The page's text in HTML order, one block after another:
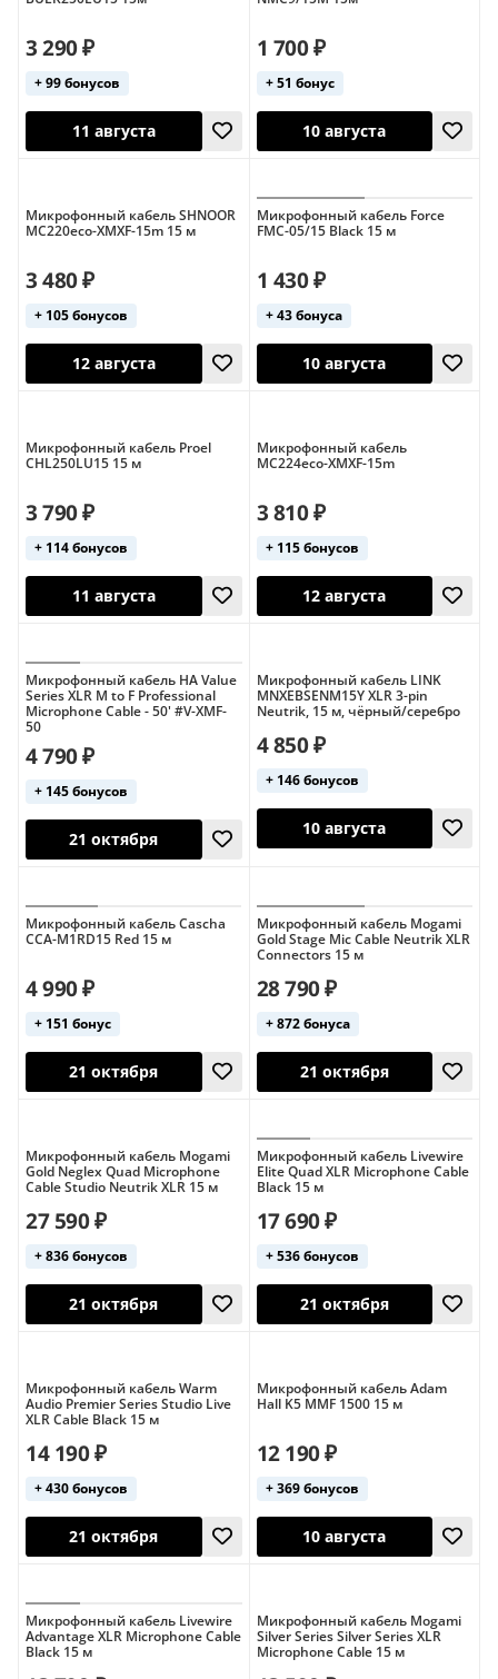
3 290 ₽
+ 99 бонусов
1 700 ₽
+ 51 бонус
Микрофонный кабель SHNOOR
MC220eco-XMXF-15m 15 м
3 480 ₽
+ 105 бонусов
12 августа
Микрофонный кабель Force
FMC-05/15 Black 15 м
1 430 ₽
+ 43 бонуса
10 августа
Микрофонный кабель Proel
CHL250LU15 15 м
3 790 ₽
+ 114 бонусов
11 августа
Микрофонный кабель
MC224eco-XMXF-15m
3 810 ₽
+ 115 бонусов
12 августа
Микрофонный кабель HA Value
Series XLR M to F Professional
Microphone Cable - 50' #V-XMF-
50
4 790 ₽
+ 145 бонусов
21 октября
Микрофонный кабель LINK
MNXEBSENM15Y XLR 3-pin
Neutrik, 15 м, чёрный/серебро
4 850 ₽
+ 146 бонусов
Микрофонный кабель Cascha
CCA-M1RD15 Red 15 м
4 990 ₽
+ 151 бонус
21 октября
Микрофонный кабель Mogami
Gold Stage Mic Cable Neutrik XLR
Connectors 15 м
28 790 ₽
+ 872 бонуса
Микрофонный кабель Mogami
Gold Neglex Quad Microphone
Cable Studio Neutrik XLR 15 м
27 590 ₽
+ 836 бонусов
Микрофонный кабель Livewire
Elite Quad XLR Microphone Cable
Black 15 м
17 690 ₽
+ 536 бонусов
Микрофонный кабель Warm
Audio Premier Series Studio Live
XLR Cable Black 15 м
14 190 ₽
+ 430 бонусов
Микрофонный кабель Adam
Hall K5 MMF 1500 15 м
12 190 ₽
+ 369 бонусов
Микрофонный кабель Livewire
Advantage XLR Microphone Cable
Black 15 м
Микрофонный кабель Mogami
Silver Series Silver Series XLR
Microphone Cable 15 м